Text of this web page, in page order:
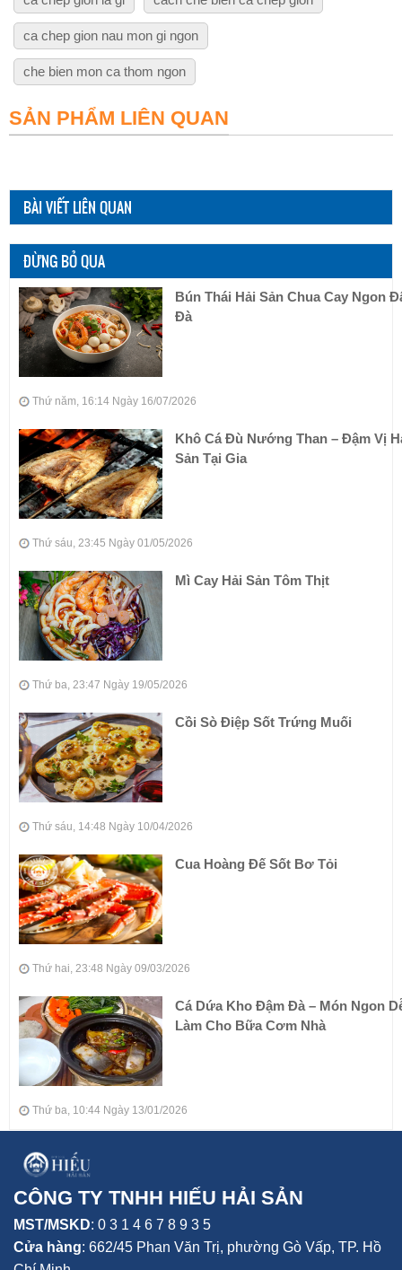
ca chep gion nau mon gi ngon
che bien mon ca thom ngon
SẢN PHẨM LIÊN QUAN
BÀI VIẾT LIÊN QUAN
ĐỪNG BỎ QUA
Bún Thái Hải Sản Chua Cay Ngon
Đà
Thứ năm, 16:14 Ngày 16/07/2026
Khô Cá Đù Nướng Than – Đậm Vị
Sản Tại Gia
Thứ sáu, 23:45 Ngày 01/05/2026
Mì Cay Hải Sản Tôm Thịt
Thứ ba, 23:47 Ngày 19/05/2026
Cồi Sò Điệp Sốt Trứng Muối
Thứ sáu, 14:48 Ngày 10/04/2026
Cua Hoàng Đế Sốt Bơ Tỏi
Thứ hai, 23:48 Ngày 09/03/2026
Cá Dứa Kho Đậm Đà – Món Ngon
Làm Cho Bữa Cơm Nhà
Thứ ba, 10:44 Ngày 13/01/2026
CÔNG TY TNHH HIẾU HẢI SẢN
MST/MSKD: 0 3 1 4 6 7 8 9 3 5
Cửa hàng: 662/45 Phan Văn Trị, phường Gò Vấp, TP. Hồ